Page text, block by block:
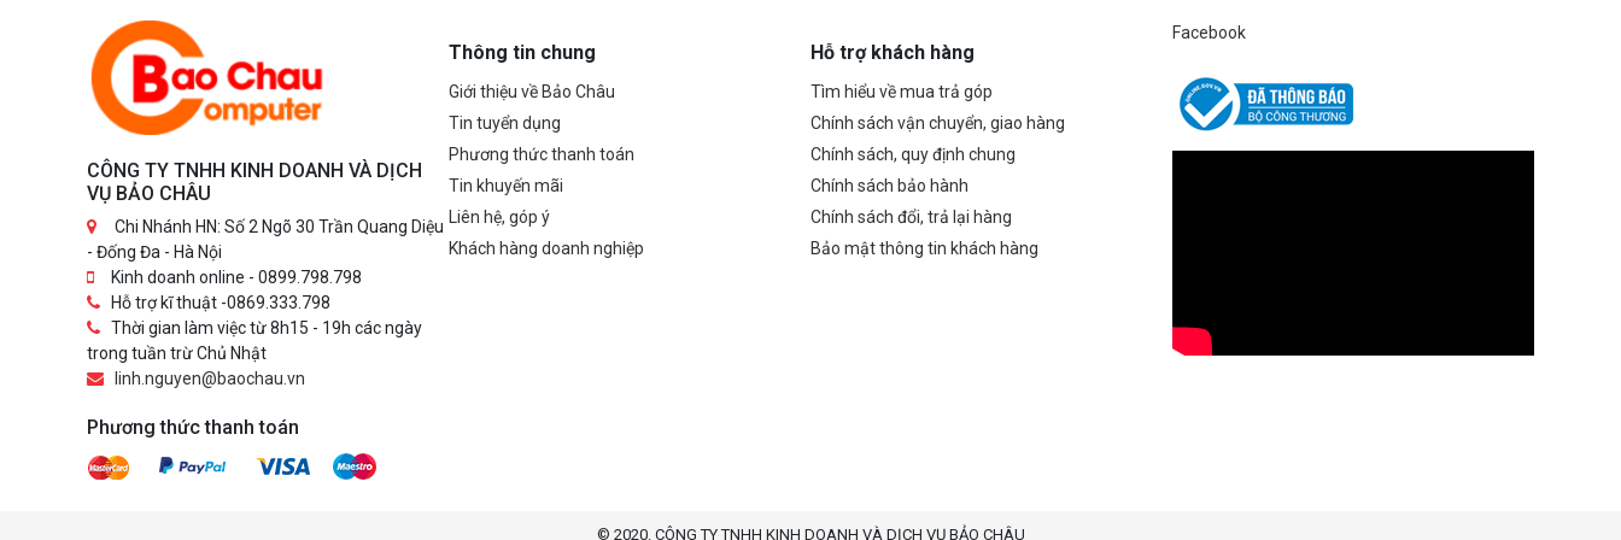
- 3 thiết bị cung cấp Wi-Fi cho
diện tích lên tới hơn 372 mét
vuông (phiên bản EU) † Và nếu
vùng phủ chưa đủ, đơn giản
bạn chỉ cần thêm nhiều Deco
vào mạng bất cứ lúc nào để
tăng vùng phủ sóng.
Wi-Fi lên tới hơn 260 mét vuông
(phiên bản EU). Nếu bạn muốn
mở rộng vùng phủ Wi-Fi chỉ cần
CÔNG TY TNHH KINH DOANH VÀ DỊCH
VỤ BẢO CHÂU
Chi Nhánh HN: Số 2 Ngõ 30 Trần Quang Diệu
- Đống Đa - Hà Nội
Kinh doanh online - 0899.798.798
Hỗ trợ kĩ thuật -0869.333.798
Thời gian làm việc từ 8h15 - 19h các ngày
trong tuần trừ Chủ Nhật
linh.nguyen@baochau.vn
Phương thức thanh toán
Thông tin chung
Giới thiệu về Bảo Châu
Tin tuyển dụng
Phương thức thanh toán
Tin khuyến mãi
Liên hệ, góp ý
Khách hàng doanh nghiệp
Hỗ trợ khách hàng
Tìm hiểu về mua trả góp
Chính sách vận chuyển, giao hàng
Chính sách, quy định chung
Chính sách bảo hành
Chính sách đổi, trả lại hàng
Bảo mật thông tin khách hàng
Facebook
© 2020. CÔNG TY TNHH KINH DOANH VÀ DỊCH VỤ BẢO CHÂU